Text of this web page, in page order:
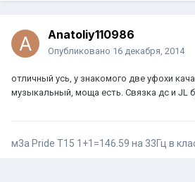
Anatoliy110986
Опубликовано 16 декабря, 2014
отличный усь, у знакомого две уфохи
музыкальный, моща есть. Связка дс и JL
м3а Pride Т15 1+1=146.59 на 33Гц в